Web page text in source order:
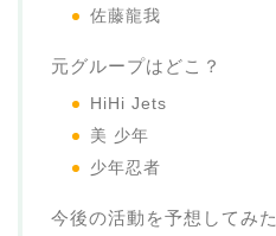
佐藤龍我
元グループはどこ？
HiHi Jets
美 少年
少年忍者
今後の活動を予想してみた